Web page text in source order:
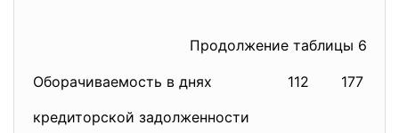
Продолжение таблицы 6
Оборачиваемость в днях
кредиторской задолженности
112 177